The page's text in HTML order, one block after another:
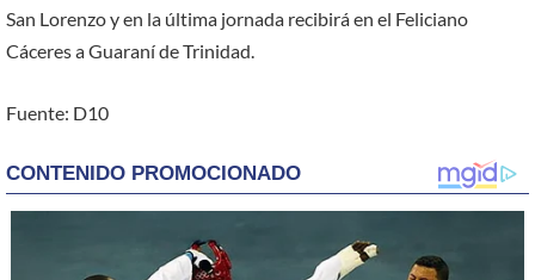
San Lorenzo y en la última jornada recibirá en el Feliciano
Cáceres a Guaraní de Trinidad.
Fuente: D10